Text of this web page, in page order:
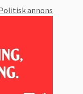
annons